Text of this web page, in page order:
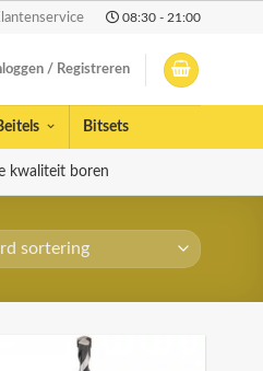
08:30 - 21:00
/ Registreren
Bitsets
kwaliteit boren